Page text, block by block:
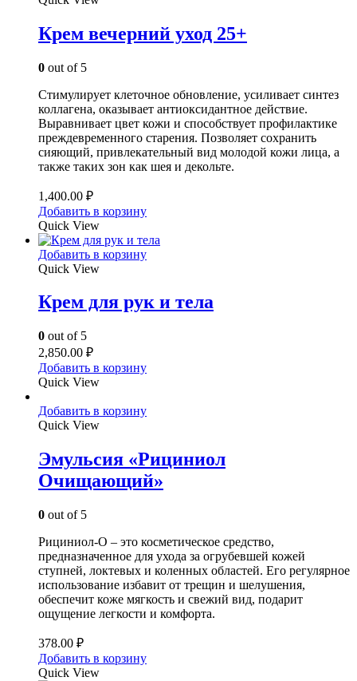
Крем вечерний уход 25+
0 out of 5
Стимулирует клеточное обновление, усиливает синтез
коллагена, оказывает антиоксидантное действие.
Выравнивает цвет кожи и способствует профилактике
преждевременного старения. Позволяет сохранить
сияющий, привлекательный вид молодой кожи лица, а
также таких зон как шея и декольте.
1,400.00 ₽
Добавить в корзину
Quick View
Добавить в корзину
Quick View
Крем для рук и тела
0 out of 5
2,850.00 ₽
Добавить в корзину
Quick View
Добавить в корзину
Quick View
Эмульсия «Рициниол
Очищающий»
0 out of 5
Рициниол-О – это косметическое средство,
предназначенное для ухода за огрубевшей кожей
ступней, локтевых и коленных областей. Его регулярное
использование избавит от трещин и шелушения,
обеспечит коже мягкость и свежий вид, подарит
ощущение легкости и комфорта.
378.00 ₽
Добавить в корзину
Quick View